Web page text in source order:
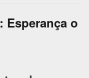
Esperança o